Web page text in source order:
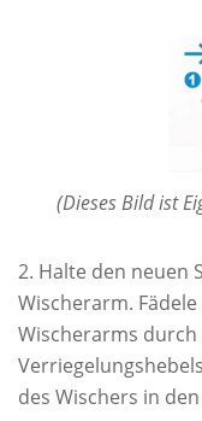
(Dieses Bild ist
Halte den neuen
Wischerarm.
Wischerarms
des Wischers in